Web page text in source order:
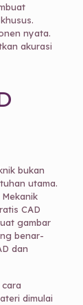
nyata.
akurasi
bukan
utama.
CAD
gambar
benar-
dan
dimulai